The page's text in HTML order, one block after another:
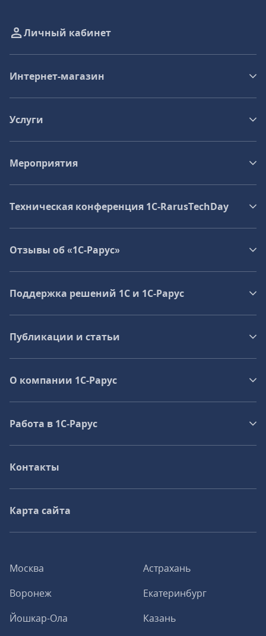
Москва
Астрахань
Воронеж
Екатеринбург
Йошкар-Ола
Казань
Личный кабинет
Интернет-магазин
Услуги
Мероприятия
Техническая конференция 1C‑RarusTechDay
Отзывы об «1С-Рарус»
Поддержка решений 1С и 1С‑Рарус
Публикации и статьи
О компании 1C-Рарус
Работа в 1С‑Рарус
Контакты
Карта сайта